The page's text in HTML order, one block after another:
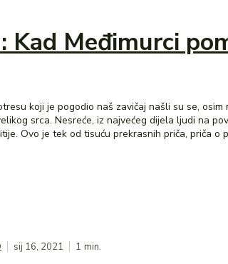
Kad Međimurci
koji je pogodio naš zavičaj našli su se, osim
srca. Nesreće, iz najvećeg dijela ljudi na
Ovo je tek od tisuću prekrasnih priča, priča o
sij 16, 2021 1 min.